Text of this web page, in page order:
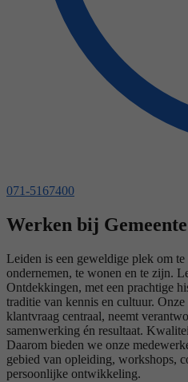
071-5167400
Werken bij
Leiden is een geweldige plek om
ondernemen, te wonen en te zijn.
Ontdekkingen, met een prachtige
traditie van kennis en cultuur.
klantvraag centraal, neemt
samenwerking én resultaat.
Daarom bieden we onze
gebied van opleiding, workshops,
persoonlijke ontwikkeling.